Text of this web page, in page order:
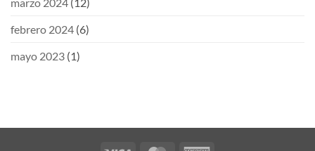
febrero 2024 (6)
mayo 2023 (1)